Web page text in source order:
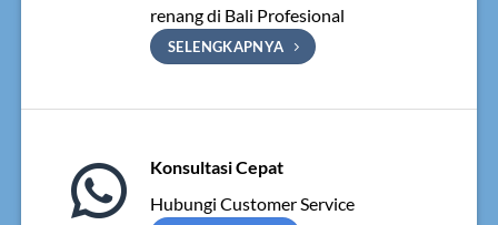
renang di Bali Profesional
SELENGKAPNYA
Konsultasi Cepat
Hubungi Customer Service